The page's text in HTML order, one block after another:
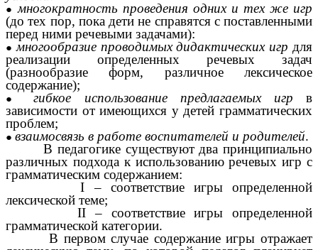
многократность проведения одних и тех же игр
(до тех пор, пока дети не справятся с поставленными
перед ними речевыми задачами):
многообразие проводимых дидактических игр для
реализации определенных речевых задач
(разнообразие форм, различное лексическое
содержание);
гибкое использование предлагаемых игр в
зависимости от имеющихся у детей грамматических
проблем;
взаимосвязь в работе воспитателей и родителей.
В педагогике существуют два принципиально
различных подхода к использованию речевых игр с
грамматическим содержанием:
I – соответствие игры определенной
лексической теме;
II – соответствие игры определенной
грамматической категории.
В первом случае содержание игры отражает